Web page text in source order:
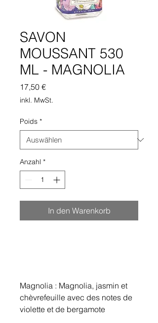
SAVON
MOUSSANT 530
ML - MAGNOLIA
17,50 €Preis
inkl. MwSt.
Poids *
Anzahl *
In den Warenkorb
Magnolia : Magnolia, jasmin et
chèvrefeuille avec des notes de
violette et de bergamote